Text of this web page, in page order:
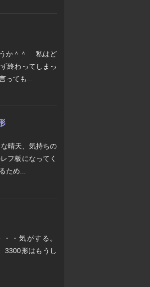
か＾＾ゞ 私はど
終わってしまっ
っても...
晴天、気持ちの
フ板になってく
ため...
・気がする。
3300形はもうし